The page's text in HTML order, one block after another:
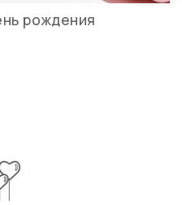
рождения